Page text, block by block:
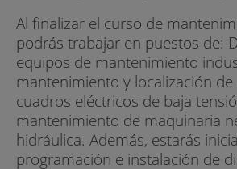
Al finalizar el curso de
podrás trabajar en puestos de:
equipos de mantenimiento
mantenimiento y localización de
cuadros eléctricos de baja
mantenimiento de maquinaria
hidráulica. Además, estarás
programación e instalación de